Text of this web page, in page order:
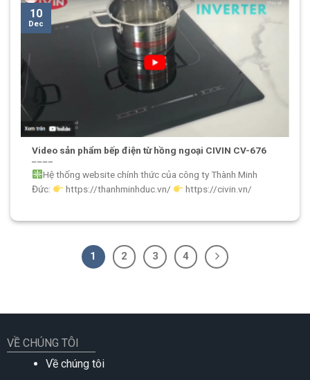
Video sản phẩm bếp điện từ hồng ngoại CIVIN CV-676
Hệ thống website chính thức của công ty Thành Minh
Đức:
https://thanhminhduc.vn/ https://civin.vn/
10
Dec
1 2 3 4
VỀ CHÚNG TÔI
Về chúng tôi